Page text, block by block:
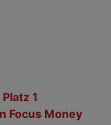
1
Focus Money